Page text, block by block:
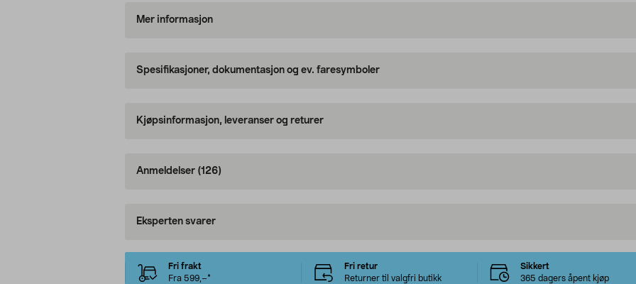
Mer informasjon
Spesifikasjoner, dokumentasjon og ev. faresymboler
Kjøpsinformasjon, leveranser og returer
Anmeldelser (126)
Eksperten svarer
Fri frakt
Fra 599,–*
Fri retur
Returner til valgfri butikk
Sikkert
365 dagers åpent kjøp